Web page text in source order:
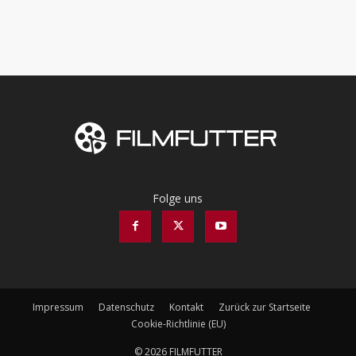
Folge uns
Impressum Datenschutz Kontakt
Zurück zur Startseite
Cookie-Richtlinie (EU)
© 2026 FILMFUTTER